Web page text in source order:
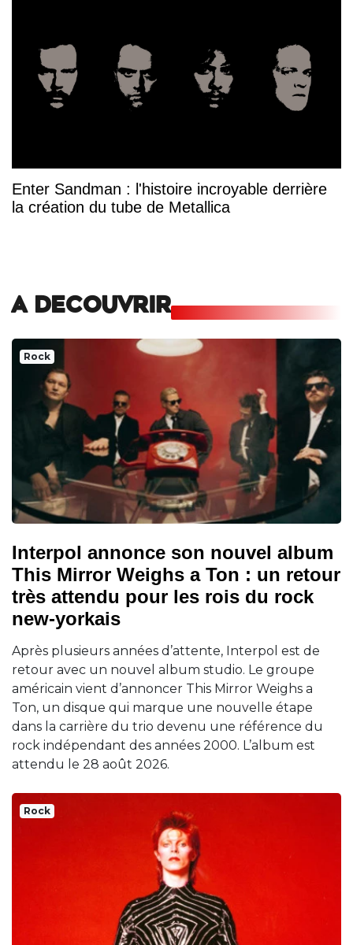
Enter Sandman : l'histoire incroyable derrière
la création du tube de Metallica
A DECOUVRIR
Rock
Interpol annonce son nouvel album
This Mirror Weighs a Ton : un retour
très attendu pour les rois du rock
new-yorkais
Après plusieurs années d’attente, Interpol est de
retour avec un nouvel album studio. Le groupe
américain vient d’annoncer This Mirror Weighs a
Ton, un disque qui marque une nouvelle étape
dans la carrière du trio devenu une référence du
rock indépendant des années 2000. L’album est
attendu le 28 août 2026.
Rock